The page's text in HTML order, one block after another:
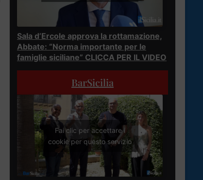
Sala d’Ercole approva la rottamazione,
Abbate: “Norma importante per le
famiglie siciliane” CLICCA PER IL VIDEO
BarSicilia
Fai clic per accettare i
cookie per questo servizio